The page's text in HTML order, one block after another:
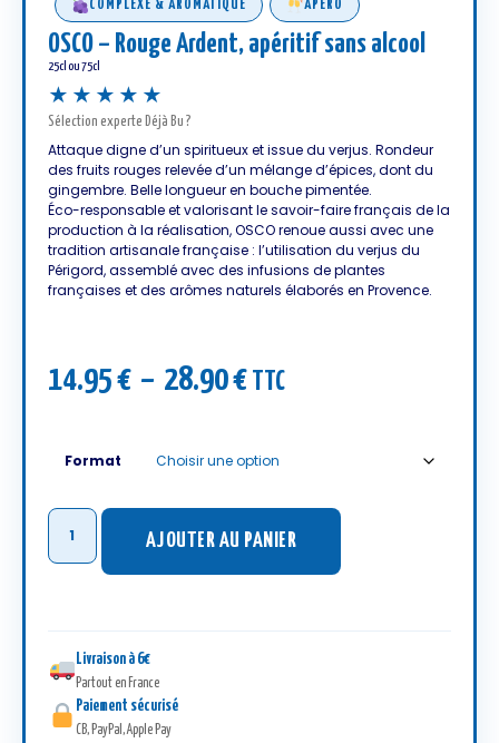
COMPLEXE & AROMATIQUE APÉRO
OSCO – Rouge Ardent, apéritif sans alcool
25cl ou 75cl
★★★★★
Sélection experte Déjà Bu ?
Attaque digne d’un spiritueux et issue du verjus. Rondeur
des fruits rouges relevée d’un mélange d’épices, dont du
gingembre. Belle longueur en bouche pimentée.
Éco-responsable et valorisant le savoir-faire français de la
production à la réalisation, OSCO renoue aussi avec une
tradition artisanale française : l’utilisation du verjus du
Périgord, assemblé avec des infusions de plantes
françaises et des arômes naturels élaborés en Provence.
14.95€ – 28.90€ TTC
Format
AJOUTER AU PANIER
Livraison à 6€
Partout en France
Paiement sécurisé
CB, PayPal, Apple Pay